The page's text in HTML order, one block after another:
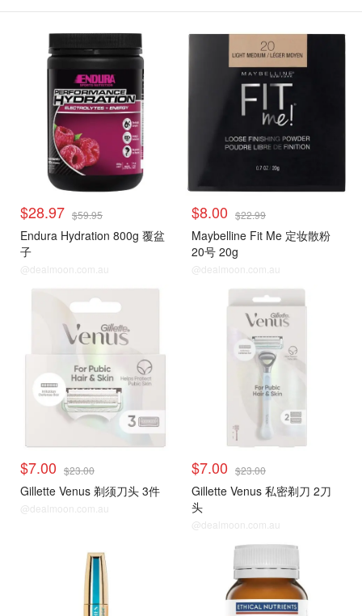
$28.97 $59.95
Endura Hydration 800g 覆盆
子
@dealmoon.com.au
$8.00 $22.99
Maybelline Fit Me 定妆散粉
20号 20g
@dealmoon.com.au
$7.00 $23.00
Gillette Venus 剃须刀头 3件
@dealmoon.com.au
$7.00 $23.00
Gillette Venus 私密剃刀 2刀
头
@dealmoon.com.au